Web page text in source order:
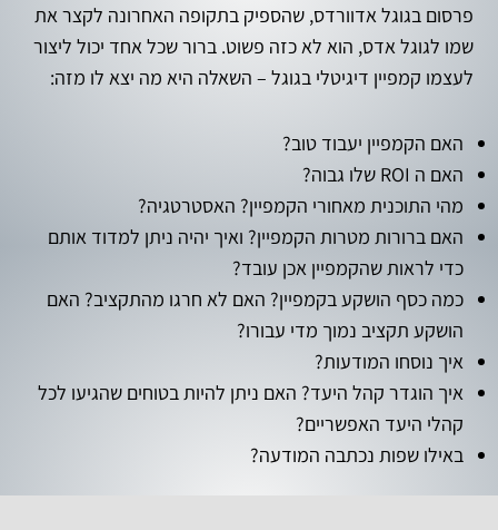
פרסום בגוגל אדוורדס, שהספיק בתקופה האחרונה לקצר את
שמו לגוגל אדס, הוא לא כזה פשוט. ברור שכל אחד יכול ליצור
לעצמו קמפיין דיגיטלי בגוגל – השאלה היא מה יצא לו מזה:
האם הקמפיין יעבוד טוב?
האם ה ROI שלו גבוה?
מהי התוכנית מאחורי הקמפיין? האסטרטגיה?
האם ברורות מטרות הקמפיין? ואיך יהיה ניתן למדוד אותם
כדי לראות שהקמפיין אכן עובד?
כמה כסף הושקע בקמפיין? האם לא חרגו מהתקציב? האם
הושקע תקציב נמוך מדי עבורו?
איך נוסחו המודעות?
איך הוגדר קהל היעד? האם ניתן להיות בטוחים שהגיעו לכל
קהלי היעד האפשריים?
באילו שפות נכתבה המודעה?